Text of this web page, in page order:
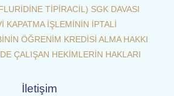
TİPİRACİL) SGK DAVASI
KAPATMA İŞLEMİNİN İPTALİ
ÖĞRENİM KREDİSİ ALMA HAKKI
ÇALIŞAN HEKİMLERİN HAKLARI
İletişim